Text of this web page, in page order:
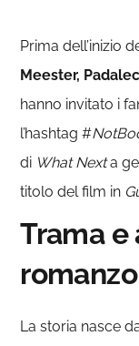
Prima dell’inizio
Meester,
hanno invitato i
l’hashtag #
di What Nexta
titolo del film in
Trama
romanzo
La storia nasce